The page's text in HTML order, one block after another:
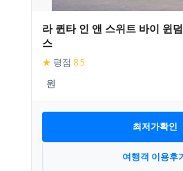
라 퀸타 인 앤 스위트 바이 윈
스
★ 평점 8.5
최저가확인
여행객 이용후